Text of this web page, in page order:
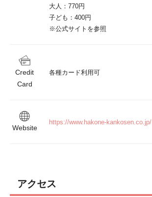
大人：770円
子ども：400円
※公式サイトを参照
Credit
Card
各種カード利用可
Website
https://www.hakone-kankosen.co.jp/
アクセス